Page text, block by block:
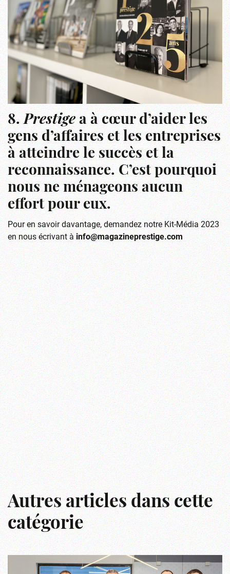
8.Prestigea à cœur d’aider les
gens d’affaires et les entreprises
à atteindre le succès et la
reconnaissance. C’est pourquoi
nous ne ménageons aucun
effort pour eux.
Pour en savoir davantage, demandez notre Kit-Média 2023
en nous écrivant àinfo@magazineprestige.com
Autres articles dans cette
catégorie